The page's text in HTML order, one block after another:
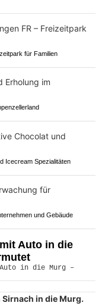
für Familien
Icecream Spezialitäten
und Gebäude
Auto in die
in die Murg.